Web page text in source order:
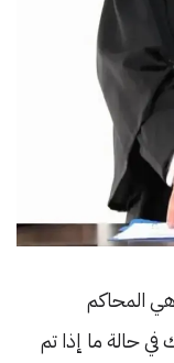
المحاكم
في حالة ما إذا تم